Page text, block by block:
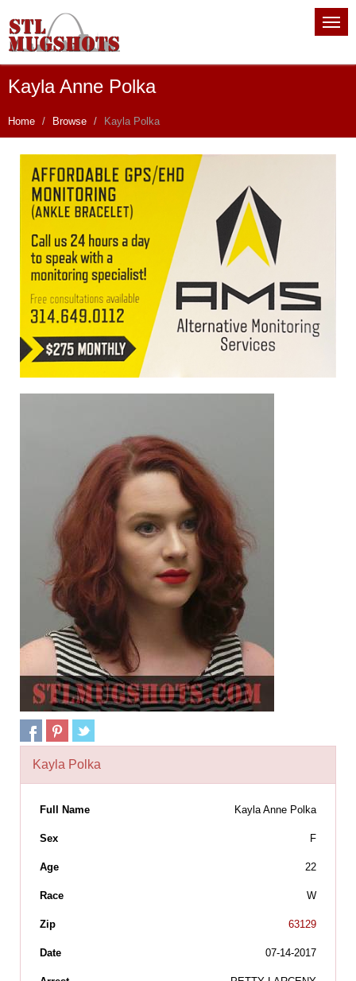
Kayla Anne Polka
Home Browse Kayla Polka
Kayla Polka
Full Name Kayla Anne Polka
Sex F
Age 22
Race W
Zip 63129
Date 07-14-2017